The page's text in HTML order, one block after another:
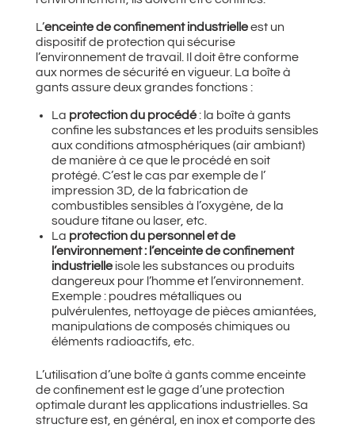
L’enceinte de confinement industrielleest un
dispositif de protection qui sécurise
l’environnement de travail. Il doit être conforme
aux normes de sécurité en vigueur. La boîte à
gants assure deux grandes fonctions :
La protection du procédé: la boîte à gants
confine les substances et les produits sensibles
aux conditions atmosphériques (air ambiant)
de manière à ce que le procédé en soit
protégé. C’est le cas par exemple de l’
impression 3D, de la fabrication de
combustibles sensibles à l’oxygène, de la
soudure titane ou laser, etc.
La protection du personnel et de
l’environnement : l’enceinte de confinement
industrielleisole les substances ou produits
dangereux pour l’homme et l’environnement.
Exemple : poudres métalliques ou
pulvérulentes, nettoyage de pièces amiantées,
manipulations de composés chimiques ou
éléments radioactifs, etc.
L’utilisation d’une boîte à gants comme enceinte
de confinement est le gage d’une protection
optimale durant les applications industrielles. Sa
structure est, en général, en inox et comporte des